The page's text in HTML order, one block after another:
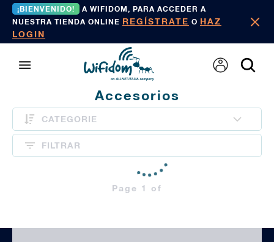
¡BIENVENIDO!
A WIFIDOM, PARA ACCEDER A
NUESTRA TIENDA ONLINE REGÍSTRATE O HAZ
LOGIN
Accesorios
CATEGORIE
FILTRAR
Page 1 of